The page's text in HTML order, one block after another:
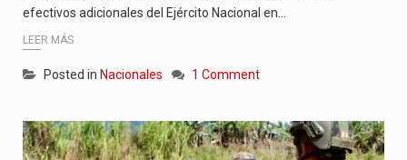
efectivos adicionales del Ejército Nacional en…
LEER MÁS
Posted in Nacionales 1 Comment